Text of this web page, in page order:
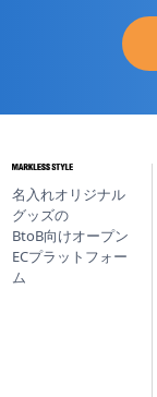
名入れオリジナル
グッズの
BtoB向けオープン
ECプラットフォー
ム